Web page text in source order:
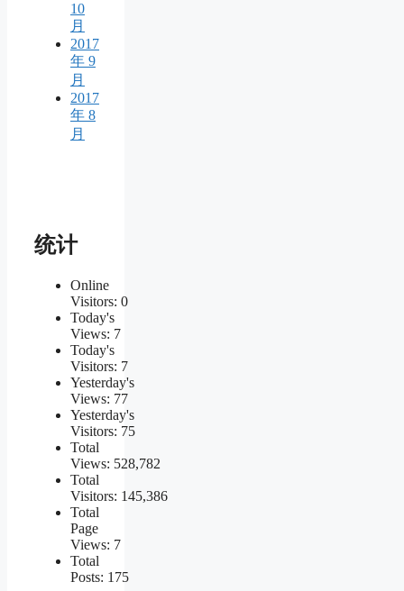
10
月
2017
年 9
月
2017
年 8
月
统计
Online
Visitors: 0
Today's
Views: 7
Today's
Visitors: 7
Yesterday's
Views: 77
Yesterday's
Visitors: 75
Total
Views: 528,782
Total
Visitors: 145,386
Total
Page
Views: 7
Total
Posts: 175